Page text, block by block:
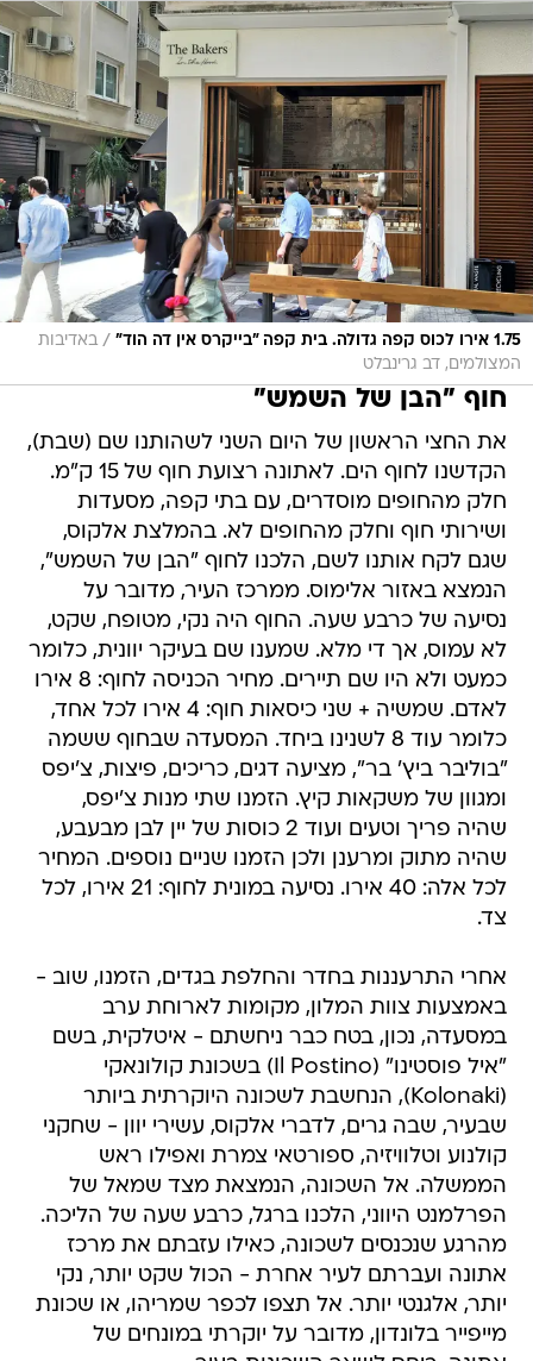
1.75 אירו לכוס קפה גדולה. בית קפה "בייקרס אין דה הוד" / באדיבות
המצולמים, דב גרינבלט
חוף "הבן של השמש"
את החצי הראשון של היום השני לשהותנו שם (שבת),
הקדשנו לחוף הים. לאתונה רצועת חוף של 15 ק"מ.
חלק מהחופים מוסדרים, עם בתי קפה, מסעדות
ושירותי חוף וחלק מהחופים לא. בהמלצת אלקוס,
שגם לקח אותנו לשם, הלכנו לחוף "הבן של השמש",
הנמצא באזור אלימוס. ממרכז העיר, מדובר על
נסיעה של כרבע שעה. החוף היה נקי, מטופח, שקט,
לא עמוס, אך די מלא. שמענו שם בעיקר יוונית, כלומר
כמעט ולא היו שם תיירים. מחיר הכניסה לחוף: 8 אירו
לאדם. שמשיה + שני כיסאות חוף: 4 אירו לכל אחד,
כלומר עוד 8 לשנינו ביחד. המסעדה שבחוף ששמה
"בוליבר ביץ' בר", מציעה דגים, כריכים, פיצות, צ'יפס
ומגוון של משקאות קיץ. הזמנו שתי מנות צ'יפס,
שהיה פריך וטעים ועוד 2 כוסות של יין לבן מבעבע,
שהיה מתוק ומרענן ולכן הזמנו שניים נוספים. המחיר
לכל אלה: 40 אירו. נסיעה במונית לחוף: 21 אירו, לכל
צד.
אחרי התרעננות בחדר והחלפת בגדים, הזמנו, שוב -
באמצעות צוות המלון, מקומות לארוחת ערב
במסעדה, נכון, בטח כבר ניחשתם - איטלקית, בשם
"איל פוסטינו" (Il Postino) בשכונת קולונאקי
(Kolonaki), הנחשבת לשכונה היוקרתית ביותר
שבעיר, שבה גרים, לדברי אלקוס, עשירי יוון - שחקני
קולנוע וטלוויזיה, ספורטאי צמרת ואפילו ראש
הממשלה. אל השכונה, הנמצאת מצד שמאל של
הפרלמנט היווני, הלכנו ברגל, כרבע שעה של הליכה.
מהרגע שנכנסים לשכונה, כאילו עזבתם את מרכז
אתונה ועברתם לעיר אחרת - הכול שקט יותר, נקי
יותר, אלגנטי יותר. אל תצפו לכפר שמריהו, או שכונת
מייפייר בלונדון, מדובר על יוקרתי במונחים של